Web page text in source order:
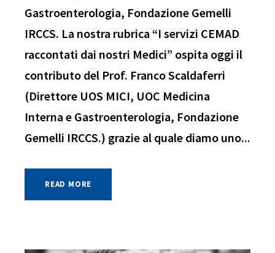
Gastroenterologia, Fondazione Gemelli
IRCCS. La nostra rubrica “I servizi CEMAD
raccontati dai nostri Medici” ospita oggi il
contributo del Prof. Franco Scaldaferri
(Direttore UOS MICI, UOC Medicina
Interna e Gastroenterologia, Fondazione
Gemelli IRCCS.) grazie al quale diamo uno...
READ MORE